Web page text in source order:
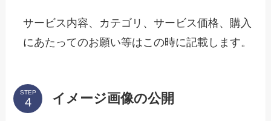
サービス内容、カテゴリ、サービス価格、購入
にあたってのお願い等はこの時に記載します。
STEP イメージ画像の公開